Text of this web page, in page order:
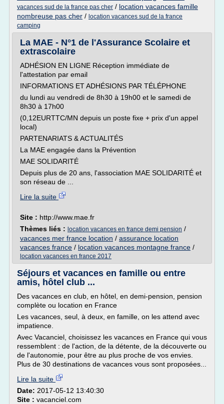
vacances sud de la france pas cher / location vacances famille
nombreuse pas cher / location vacances sud de la france
camping
La MAE - N°1 de l'Assurance Scolaire et
extrascolaire
ADHÉSION EN LIGNE Réception immédiate de
l'attestation par email
INFORMATIONS ET ADHÉSIONS PAR TÉLÉPHONE
du lundi au vendredi de 8h30 à 19h00 et le samedi de
8h30 à 17h00
(0,12EURTTC/MN depuis un poste fixe + prix d'un appel
local)
PARTENARIATS & ACTUALITÉS
La MAE engagée dans la Prévention
MAE SOLIDARITÉ
Depuis plus de 20 ans, l'association MAE SOLIDARITÉ et
son réseau de ...
Lire la suite
Site : http://www.mae.fr
Thèmes liés : location vacances en france demi pension /
vacances mer france location / assurance location
vacances france / location vacances montagne france /
location vacances en france 2017
Séjours et vacances en famille ou entre
amis, hôtel club ...
Des vacances en club, en hôtel, en demi-pension, pension
complète ou location en France
Les vacances, seul, à deux, en famille, on les attend avec
impatience.
Avec Vacanciel, choisissez les vacances en France qui vous
ressemblent : de l'action, de la détente, de la découverte ou
de l'autonomie, pour être au plus proche de vos envies.
Plus de 30 destinations de vacances vous sont proposées...
Lire la suite
Date: 2017-05-12 13:40:30
Site : vacanciel.com